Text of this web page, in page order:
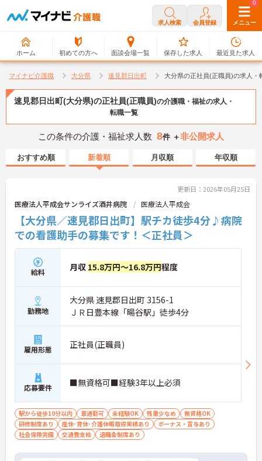
求人検索 会員登録 メニュー
ホーム 初めての方へ 面談会場一覧
0
保存した求人
0
最近見た求人
マイナビ介護職 大分県 速見郡日出町 大分県の正社員(正職員)の求人・
速見郡日出町(大分県)の正社員(正職員)の介護職・福祉の求人・
転職一覧
この条件の介護・福祉求人数 8件 ＋非公開求人
おすすめ順 新着順 月収順 年収順
更新日：2026年05月25日
医療法人平成会サンライズ酒井病院 医療法人平成会
【大分県／速見郡日出町】駅チカ徒歩4分♪病院
での看護助手の募集です！＜正社員＞
給料 月収 15.8万円～16.8万円程度
勤務地
大分県 速見郡日出町 3156-1
ＪＲ日豊本線「暘谷駅」徒歩4分
雇用形態 正社員(正職員)
応募要件 ■無資格可■経験3年以上必須
駅から徒歩10分以内 車通勤可 未経験OK 残業少なめ
無資格OK
研修制度あり
産休･育休･介護休暇取得実績あり
ボーナス・賞与あり
社会保険完備
交通費支給 退職金制度あり